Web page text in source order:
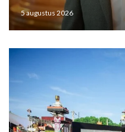
5 augustus 2026